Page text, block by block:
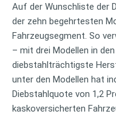
Auf der Wunschliste der
der zehn begehrtesten
Fahrzeugsegment. So
– mit drei Modellen in
diebstahlträchtigste
unter den Modellen hat
Diebstahlquote von 1,2
kaskoversicherten